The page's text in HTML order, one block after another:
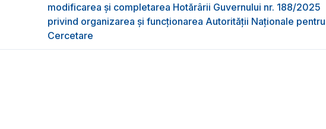
modificarea și completarea Hotărârii Guvernului nr. 188/2025
privind organizarea şi funcţionarea Autorităţii Naţionale pentru
Cercetare